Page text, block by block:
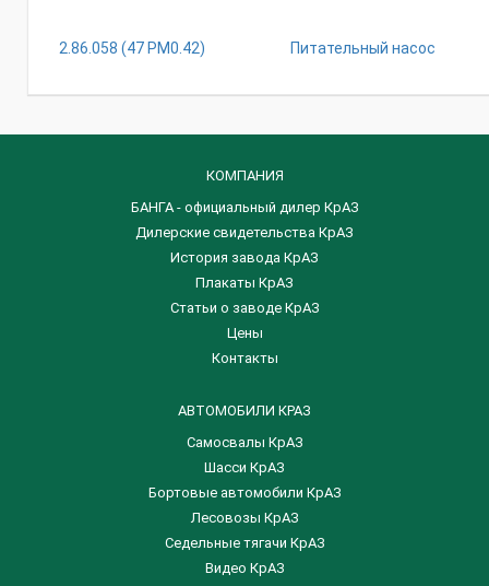
2.86.058 (47 РМ0.42) Питательный насос
КОМПАНИЯ
БАНГА - официальный дилер КрАЗ
Дилерские свидетельства КрАЗ
История завода КрАЗ
Плакаты КрАЗ
Статьи о заводе КрАЗ
Цены
Контакты
АВТОМОБИЛИ КРАЗ
Самосвалы КрАЗ
Шасси КрАЗ
Бортовые автомобили КрАЗ
Лесовозы КрАЗ
Седельные тягачи КрАЗ
Видео КрАЗ